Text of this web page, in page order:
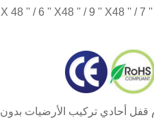
7.25 '' X 48 '' / 6 '' X48 '' / 9 '' X48 '' /
قفل أحادي تركيب الأرضيات بدون